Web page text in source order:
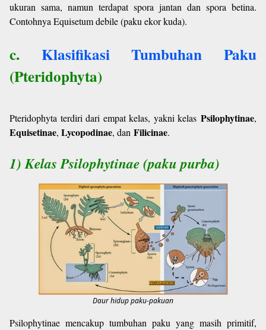
ukuran sama, namun terdapat spora jantan dan spora betina.
Contohnya Equisetum debile (paku ekor kuda).
c. Klasifikasi Tumbuhan Paku
(Pteridophyta)
Pteridophyta terdiri dari empat kelas, yakni kelas Psilophytinae,
Equisetinae, Lycopodinae, dan Filicinae.
1) Kelas Psilophytinae (paku purba)
Daur hidup paku-pakuan
Psilophytinae mencakup tumbuhan paku yang masih primitif,